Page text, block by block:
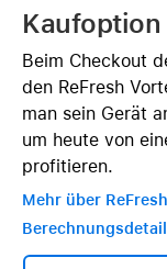
Kaufoption
Beim Checkout
den ReFresh
man sein Gerät
um heute von
profitieren.
Mehr über